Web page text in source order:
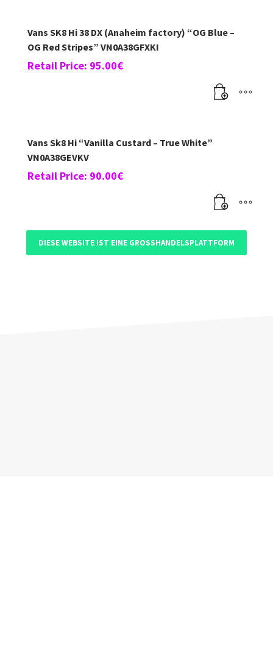
Vans SK8 Hi 38 DX (Anaheim factory) “OG Blue –
OG Red Stripes” VN0A38GFXKI
Retail Price: 95.00€
Vans Sk8 Hi “Vanilla Custard – True White”
VN0A38GEVKV
Retail Price: 90.00€
DIESE WEBSITE IST EINE GROSSHANDELSPLATTFORM